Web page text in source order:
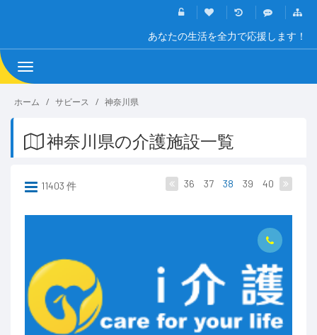
あなたの生活を全力で応援します！
Toggle
navigation
ホーム サビース 神奈川県
神奈川県の介護施設一覧
11403 件 36 37 38 39 40